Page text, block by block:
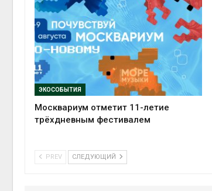
ЭКОСОБЫТИЯ
Москвариум отметит 11-летие
трёхдневным фестивалем
PREV СЛЕДУЮЩИЙ